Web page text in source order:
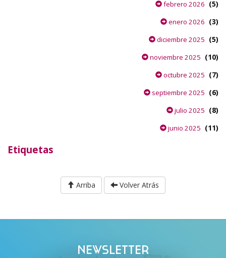
febrero 2026 (5)
enero 2026 (3)
diciembre 2025 (5)
noviembre 2025 (10)
octubre 2025 (7)
septiembre 2025 (6)
julio 2025 (8)
junio 2025 (11)
Etiquetas
Arriba Volver Atrás
NEWSLETTER